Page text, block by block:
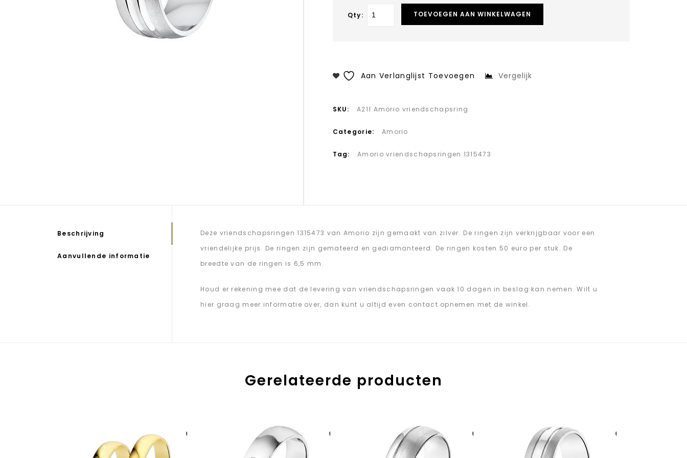
Qty: TOEVOEGEN AAN WINKELWAGEN
Aan Verlanglijst Toevoegen Vergelijk
SKU: A211 Amorio vriendschapsring
Categorie: Amorio
Tag: Amorio vriendschapsringen 1315473
Beschrijving
Aanvullende informatie
Deze vriendschapsringen 1315473 van Amorio zijn gemaakt van zilver. De ringen zijn verkrijgbaar voor een
vriendelijke prijs. De ringen zijn gemateerd en gediamanteerd. De ringen kosten 50 euro per stuk. De
breedte van de ringen is 6,5 mm.
Houd er rekening mee dat de levering van vriendschapsringen vaak 10 dagen in beslag kan nemen. Wilt u
hier graag meer informatie over, dan kunt u altijd even contact opnemen met de winkel.
Gerelateerde producten